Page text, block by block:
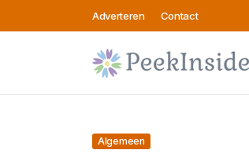
Adverteren Contact
Algemeen